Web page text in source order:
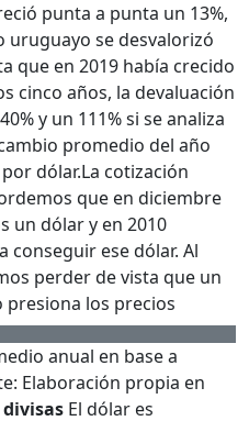
punta a punta un 13%,
uruguayo se desvalorizó
que en 2019 había crecido
cinco años, la devaluación
y un 111% si se analiza
promedio del año
dólar.La cotización
que en diciembre
un dólar y en 2010
conseguir ese dólar. Al
perder de vista que un
presiona los precios
anual en base a
Elaboración propia en
El dólar es